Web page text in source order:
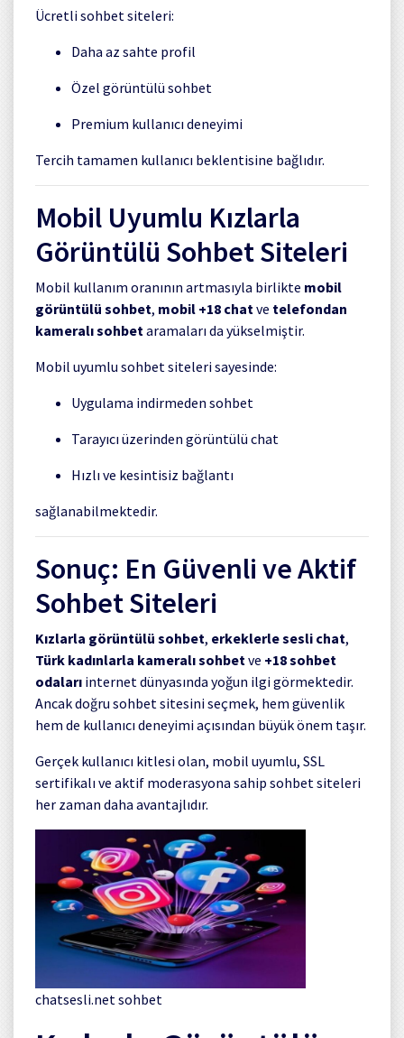
Ücretli sohbet siteleri:
Daha az sahte profil
Özel görüntülü sohbet
Premium kullanıcı deneyimi
Tercih tamamen kullanıcı beklentisine bağlıdır.
Mobil Uyumlu Kızlarla
Görüntülü Sohbet Siteleri
Mobil kullanım oranının artmasıyla birlikte mobil
görüntülü sohbet, mobil +18 chat ve telefondan
kameralı sohbet aramaları da yükselmiştir.
Mobil uyumlu sohbet siteleri sayesinde:
Uygulama indirmeden sohbet
Tarayıcı üzerinden görüntülü chat
Hızlı ve kesintisiz bağlantı
sağlanabilmektedir.
Sonuç: En Güvenli ve Aktif
Sohbet Siteleri
Kızlarla görüntülü sohbet, erkeklerle sesli chat,
Türk kadınlarla kameralı sohbet ve +18 sohbet
odaları internet dünyasında yoğun ilgi görmektedir.
Ancak doğru sohbet sitesini seçmek, hem güvenlik
hem de kullanıcı deneyimi açısından büyük önem taşır.
Gerçek kullanıcı kitlesi olan, mobil uyumlu, SSL
sertifikalı ve aktif moderasyona sahip sohbet siteleri
her zaman daha avantajlıdır.
chatsesli.net sohbet